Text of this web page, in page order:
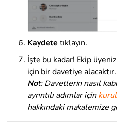
Kaydete tıklayın.
İşte bu kadar! Ekip
için bir davetiye alacaktır.
Not: Davetlerin nasıl
ayrıntılı adımlar için
hakkındaki makalemize